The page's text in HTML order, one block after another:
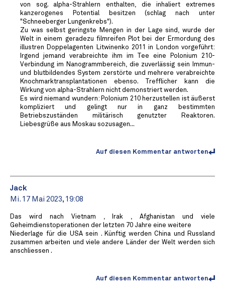
von sog. alpha-Strahlern enthalten, die inhaliert extremes
kanzerogenes Potential besitzen (schlag nach unter
"Schneeberger Lungenkrebs").
Zu was selbst geringste Mengen in der Lage sind, wurde der
Welt in einem geradezu filmreifen Plot bei der Ermordung des
illustren Doppelagenten Litwinenko 2011 in London vorgeführt:
Irgend jemand verabreichte ihm im Tee eine Polonium 210-
Verbindung im Nanogrammbereich, die zuverlässig sein Immun-
und blutbildendes System zerstörte und mehrere verabreichte
Knochmarktransplantationen ebenso. Trefflicher kann die
Wirkung von alpha-Strahlern nicht demonstriert werden.
Es wird niemand wundern: Polonium 210 herzustellen ist äußerst
kompliziert und gelingt nur in ganz bestimmten
Betriebszuständen militärisch genutzter Reaktoren.
Liebesgrüße aus Moskau sozusagen...
Auf diesen Kommentar antworten
Jack
Mi. 17 Mai 2023, 19:08
Das wird nach Vietnam , Irak , Afghanistan und viele
Geheimdienstoperationen der letzten 70 Jahre eine weitere
Niederlage für die USA sein . Künftig werden China und Russland
zusammen arbeiten und viele andere Länder der Welt werden sich
anschliessen .
Auf diesen Kommentar antworten